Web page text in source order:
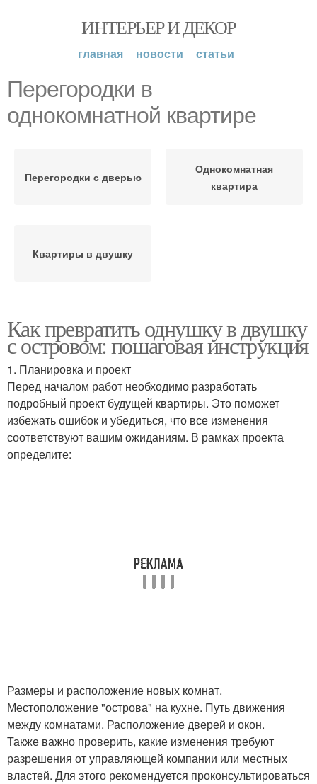
ИНТЕРЬЕР И ДЕКОР
главная новости статьи
Перегородки в
однокомнатной квартире
Перегородки с дверью
Однокомнатная
квартира
Квартиры в двушку
Как превратить однушку в двушку
с островом: пошаговая инструкция
1. Планировка и проект
Перед началом работ необходимо разработать
подробный проект будущей квартиры. Это поможет
избежать ошибок и убедиться, что все изменения
соответствуют вашим ожиданиям. В рамках проекта
определите:
Размеры и расположение новых комнат.
Местоположение "острова" на кухне. Путь движения
между комнатами. Расположение дверей и окон.
Также важно проверить, какие изменения требуют
разрешения от управляющей компании или местных
властей. Для этого рекомендуется проконсультироваться